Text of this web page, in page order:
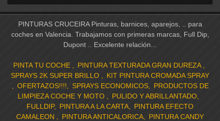
PINTURAS CRUCEIRA Pinturas, barnices, aparejos, .. para
coches en Valencia. Trabajamos con primeras marcas, Full Dip,
Dupont .. Excelente relación...
PINTA TU COCHE
PINTURA TEXTURADA GRAN DUREZA
SPRAYS 2K SUPER BRILLO
KIT PINTURA CROMADA SPRAY
OFERTAZOS!!!!
SPRAYS ECONOMICOS
PRODUCTOS DE
LIMPIEZA COCHE Y MOTO
PULIDO Y ABRILLANTADO
FULLDIP
PINTURA A LA CARTA
PINTURA EFECTO
CAMALEON
PINTURA ANTICALORICA
PINTURA CANDY